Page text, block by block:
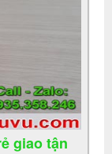
giao tận